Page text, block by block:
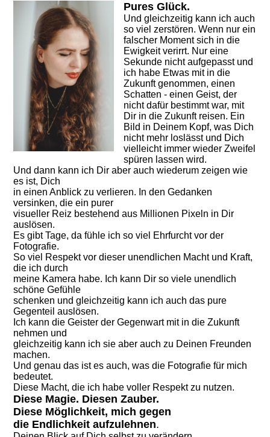
Pures Glück.
Und gleichzeitig kann ich auch
so viel zerstören. Wenn nur ein
falscher Moment sich in die
Ewigkeit verirrt. Nur eine
Sekunde nicht aufgepasst und
ich habe Etwas mit in die
Zukunft genommen, einen
Schatten - einen Geist, der
nicht dafür bestimmt war, mit
Dir in die Zukunft reisen. Ein
Bild in Deinem Kopf, was Dich
nicht mehr loslässt und Dich
vielleicht immer wieder Zweifel
spüren lassen wird.
Und dann kann ich Dir aber auch wiederum zeigen wie
es ist, Dich
in einen Anblick zu verlieren. In den Gedanken
versinken, die ein purer
visueller Reiz bestehend aus Millionen Pixeln in Dir
auslösen.
Es gibt Tage, da fühle ich so viel Ehrfurcht vor der
Fotografie.
So viel Respekt vor dieser unendlichen Macht und Kraft,
die ich durch
meine Kamera habe. Ich kann Dir so viele unendlich
schöne Gefühle
schenken und gleichzeitig kann ich auch das pure
Gegenteil auslösen.
Ich kann die Geister der Gegenwart mit in die Zukunft
nehmen und
gleichzeitig kann ich sie aber auch zu Deinen Freunden
machen.
Und genau das ist es auch, was die Fotografie für mich
bedeutet.
Diese Macht, die ich habe voller Respekt zu nutzen.
Diese Magie. Diesen Zauber.
Diese Möglichkeit, mich gegen
die Endlichkeit aufzulehnen.